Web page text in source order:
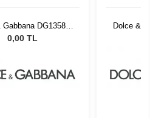
DG1358 2
54
0,00 TL
Dolce &